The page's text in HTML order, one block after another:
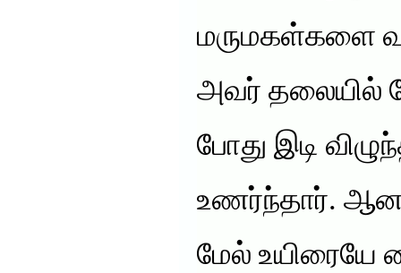
மருமகள்களை
அவர் தலையில்
போது இடி
உணர்ந்தார்.
மேல் உயிரையே